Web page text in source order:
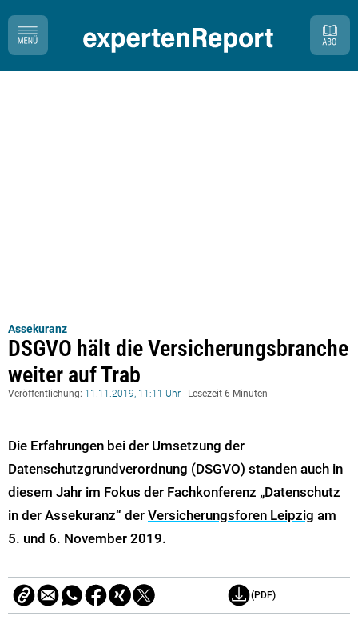
Assekuranz
DSGVO hält die Versicherungsbranche
weiter auf Trab
Veröffentlichung: 11.11.2019, 11:11 Uhr - Lesezeit 6 Minuten
Die Erfahrungen bei der Umsetzung der
Datenschutzgrundverordnung (DSGVO) standen auch in
diesem Jahr im Fokus der Fachkonferenz „Datenschutz
in der Assekuranz“ der Versicherungsforen Leipzig am
5. und 6. November 2019.
(PDF)